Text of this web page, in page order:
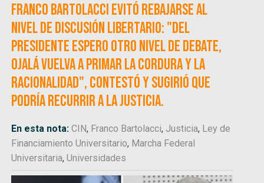
Franco Bartolacci evitó rebajarse al
nivel de discusión libertario: "Del
presidente espero otro nivel de debate,
ojalá vuelva a primar la cordura y la
racionalidad", contestó y sugirió que
podría recurrir a la Justicia.
En esta nota:CIN, Franco Bartolacci, Justicia, Ley de
Financiamiento Universitario, Marcha Federal
Universitaria,Universidades